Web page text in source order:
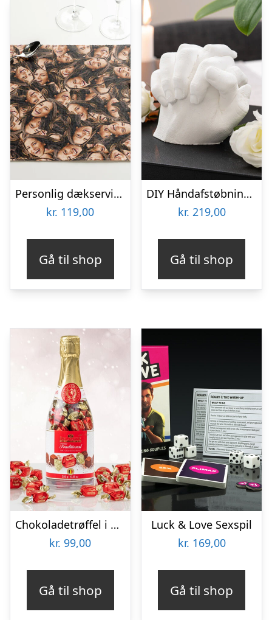
Personlig dækserviet med Billede – Multiface
kr. 119,00
Gå til shop
DIY Håndafstøbningskit – Spralla
kr. 219,00
Gå til shop
Chokoladetrøffel i Champagneflaske
kr. 99,00
Gå til shop
Luck & Love Sexspil
kr. 169,00
Gå til shop